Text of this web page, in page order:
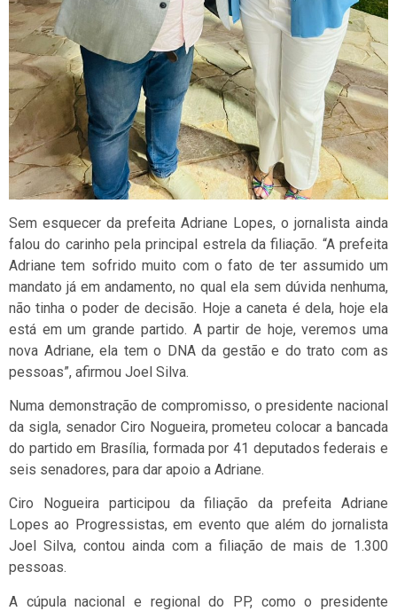
Sem esquecer da prefeita Adriane Lopes, o jornalista ainda
falou do carinho pela principal estrela da filiação. “A prefeita
Adriane tem sofrido muito com o fato de ter assumido um
mandato já em andamento, no qual ela sem dúvida nenhuma,
não tinha o poder de decisão. Hoje a caneta é dela, hoje ela
está em um grande partido. A partir de hoje, veremos uma
nova Adriane, ela tem o DNA da gestão e do trato com as
pessoas”, afirmou Joel Silva.
Numa demonstração de compromisso, o presidente nacional
da sigla, senador Ciro Nogueira, prometeu colocar a bancada
do partido em Brasília, formada por 41 deputados federais e
seis senadores, para dar apoio a Adriane.
Ciro Nogueira participou da filiação da prefeita Adriane
Lopes ao Progressistas, em evento que além do jornalista
Joel Silva, contou ainda com a filiação de mais de 1.300
pessoas.
A cúpula nacional e regional do PP, como o presidente